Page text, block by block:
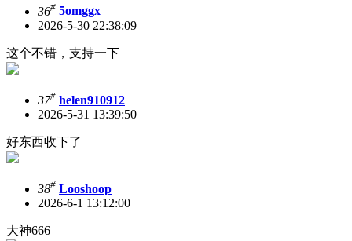
36# 5omggx
2026-5-30 22:38:09
这个不错，支持一下
37# helen910912
2026-5-31 13:39:50
好东西收下了
38# Looshoop
2026-6-1 13:12:00
大神666